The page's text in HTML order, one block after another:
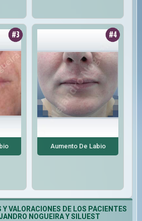
Aumento De Labio
VALORACIONES DE LOS PACIENTES
NOGUEIRA Y SILUEST